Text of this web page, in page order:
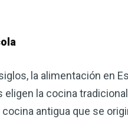
la alimentación en
la cocina
antigua que se